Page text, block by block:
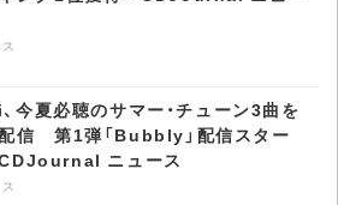
今夏必聴のサマー・チューン3曲を
信 第1弾「Bubbly」配信スター
ニュース